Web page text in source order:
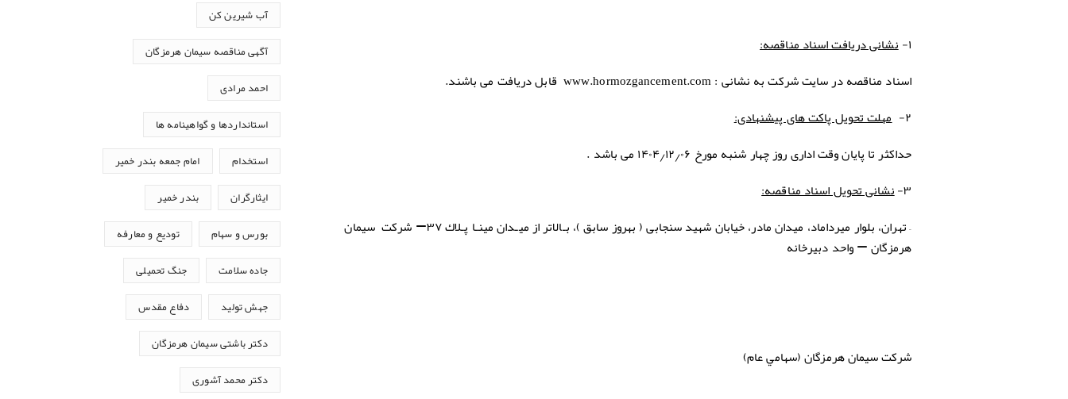
۱- نشانی دریافت اسناد مناقصه:
اسناد مناقصه در سایت شرکت به نشانی : www.hormozgancement.com قابل دریافت می باشند.
۲- مهلت تحویل پاکت های پیشنهادی:
حداکثر تا پایان وقت اداری روز چهار شنبه مورخ ۱۴۰۴٫۱۲٫۰۶ می باشد .
۳- نشانی تحویل اسناد مناقصه:
– تهران، بلوار میرداماد، میدان مادر، خیابان شهید سنجابی ( بهروز سابق )، بـالاتر از میـدان مینـا پـلاك ۳۷ – شرکت سیمان
هرمزگان – واحد دبیرخانه
شركت سيمان هرمزگان (سهامي عام)
آب شیرین کن
آگهی مناقصه سیمان هرمزگان
احمد مرادی
استانداردها و گواهینامه ها
استخدام امام جمعه بندر خمیر
ایثارگران بندر خمیر
بورس و سهام تودیع و معارفه
جاده سلامت جنگ تحمیلی
جهش تولید دفاع مقدس
دکتر باشتی سیمان هرمزگان
دکتر محمد آشوری